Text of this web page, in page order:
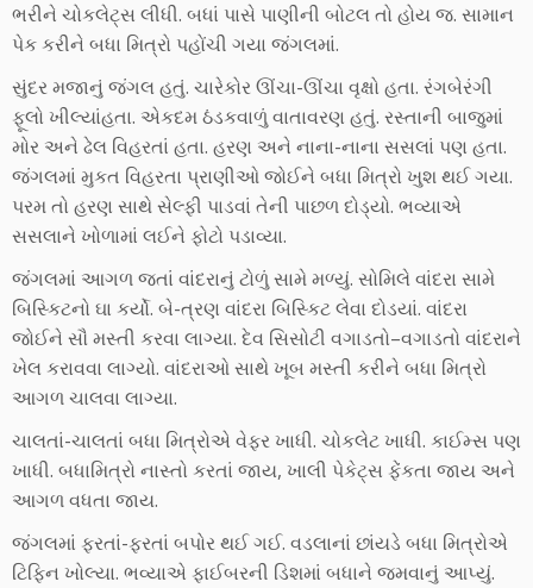
ભરીને ચોકલેટ્સ લીધી. બધાં પાસે પાણીની બોટલ તો હોય જ. સામાન
પેક કરીને બધા મિત્રો પહોંચી ગયા જંગલમાં.
સુંદર મજાનું જંગલ હતું. ચારેકોર ઊંચા-ઊંચા વૃક્ષો હતા. રંગબેરંગી
ફૂલો ખીલ્યાંહતા. એકદમ ઠંડકવાળું વાતાવરણ હતું. રસ્તાની બાજુમાં
મોર અને ઢેલ વિહરતાં હતા. હરણ અને નાના-નાના સસલાં પણ હતા.
જંગલમાં મુકત વિહરતા પ્રાણીઓ જોઈને બધા મિત્રો ખુશ થઈ ગયા.
પરમ તો હરણ સાથે સેલ્ફી પાડવાં તેની પાછળ દોડ્યો. ભવ્યાએ
સસલાને ખોળામાં લઈને ફોટો પડાવ્યા.
જંગલમાં આગળ જતાં વાંદરાનું ટોળું સામે મળ્યું. સોમિલે વાંદરા સામે
બિસ્કિટનો ઘા કર્યો. બે-ત્રણ વાંદરા બિસ્કિટ લેવા દોડયાં. વાંદરા
જોઈને સૌ મસ્તી કરવા લાગ્યા. દેવ સિસોટી વગાડતો–વગાડતો વાંદરાને
ખેલ કરાવવા લાગ્યો. વાંદરાઓ સાથે ખૂબ મસ્તી કરીને બધા મિત્રો
આગળ ચાલવા લાગ્યા.
ચાલતાં-ચાલતાં બધા મિત્રોએ વેફર ખાધી. ચોકલેટ ખાધી. કાઈમ્સ પણ
ખાધી. બધામિત્રો નાસ્તો કરતાં જાય, ખાલી પેકેટ્સ ફેંકતા જાય અને
આગળ વધતા જાય.
જંગલમાં ફરતાં-ફરતાં બપોર થઈ ગઈ. વડલાનાં છાંયડે બધા મિત્રોએ
ટિફિન ખોલ્યા. ભવ્યાએ ફાઈબરની ડિશમાં બધાને જમવાનું આપ્યું.